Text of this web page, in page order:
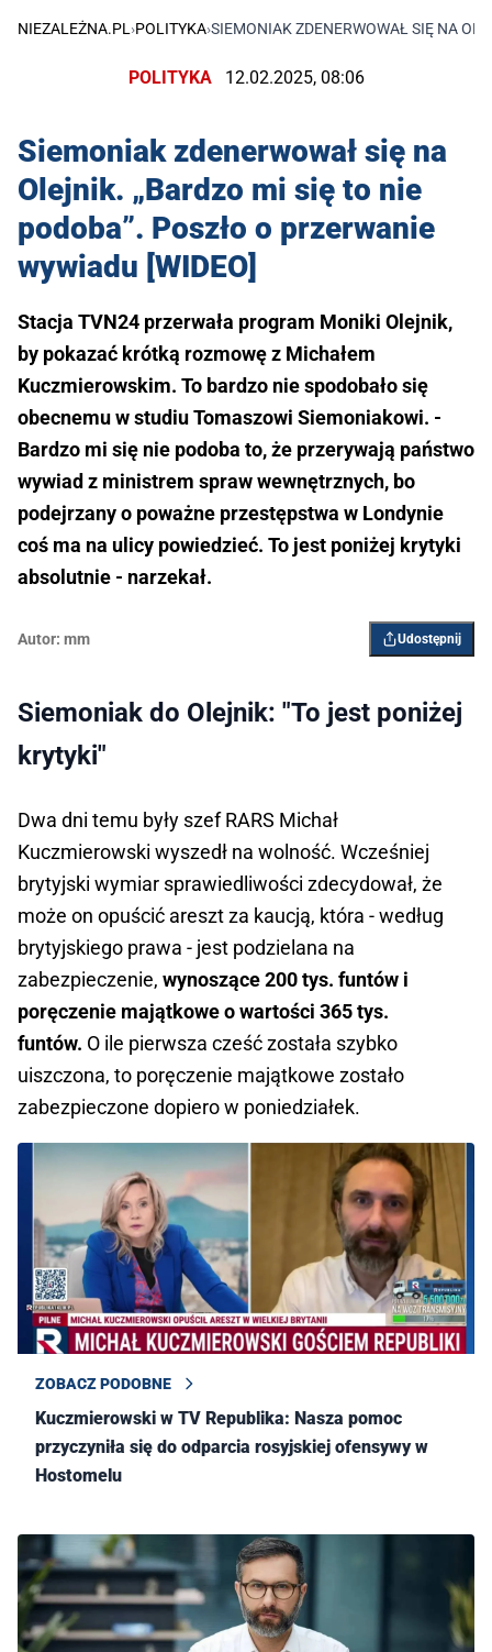
NIEZALEŻNA.PL ›POLITYKA›SIEMONIAK ZDENERWOWAŁ SIĘ NA
POLITYKA 12.02.2025, 08:06
Siemoniak zdenerwował się na
Olejnik. „Bardzo mi się to nie
podoba”. Poszło o przerwanie
wywiadu [WIDEO]
Stacja TVN24 przerwała program Moniki Olejnik,
by pokazać krótką rozmowę z Michałem
Kuczmierowskim. To bardzo nie spodobało się
obecnemu w studiu Tomaszowi Siemoniakowi. -
Bardzo mi się nie podoba to, że przerywają państwo
wywiad z ministrem spraw wewnętrznych, bo
podejrzany o poważne przestępstwa w Londynie
coś ma na ulicy powiedzieć. To jest poniżej krytyki
absolutnie - narzekał.
Autor: mm Udostępnij
Siemoniak do Olejnik: "To jest poniżej
krytyki"
Dwa dni temu były szef RARS Michał
Kuczmierowski wyszedł na wolność. Wcześniej
brytyjski wymiar sprawiedliwości zdecydował, że
może on opuścić areszt za kaucją, która - według
brytyjskiego prawa - jest podzielana na
zabezpieczenie, wynoszące 200 tys. funtów i
poręczenie majątkowe o wartości 365 tys.
funtów. O ile pierwsza cześć została szybko
uiszczona, to poręczenie majątkowe zostało
zabezpieczone dopiero w poniedziałek.
ZOBACZ PODOBNE
Kuczmierowski w TV Republika: Nasza pomoc
przyczyniła się do odparcia rosyjskiej ofensywy w
Hostomelu